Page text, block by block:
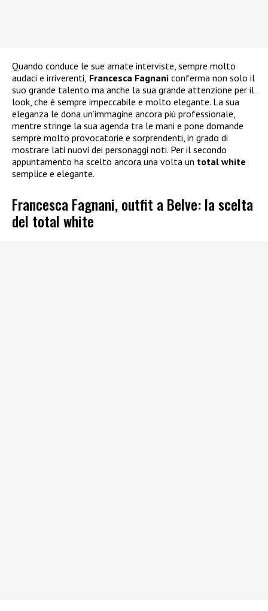
Quando conduce le sue amate interviste, sempre molto
audaci e irriverenti, Francesca Fagnani conferma non solo il
suo grande talento ma anche la sua grande attenzione per il
look, che è sempre impeccabile e molto elegante. La sua
eleganza le dona un’immagine ancora più professionale,
mentre stringe la sua agenda tra le mani e pone domande
sempre molto provocatorie e sorprendenti, in grado di
mostrare lati nuovi dei personaggi noti. Per il secondo
appuntamento ha scelto ancora una volta un total white
semplice e elegante.
Francesca Fagnani, outfit a Belve: la scelta
del total white